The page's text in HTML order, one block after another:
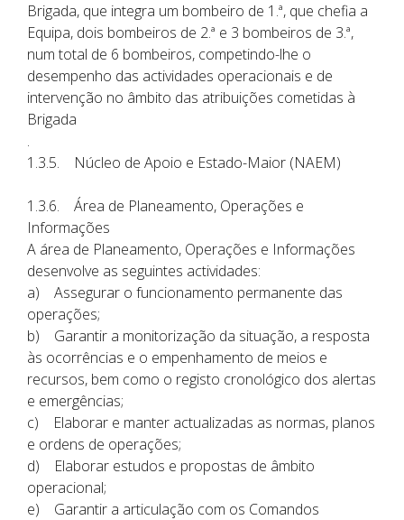
Brigada, que integra um bombeiro de 1.ª, que chefia a
Equipa, dois bombeiros de 2.ª e 3 bombeiros de 3.ª,
num total de 6 bombeiros, competindo-lhe o
desempenho das actividades operacionais e de
intervenção no âmbito das atribuições cometidas à
Brigada
.
1.3.5. Núcleo de Apoio e Estado-Maior (NAEM)
1.3.6. Área de Planeamento, Operações e
Informações
A área de Planeamento, Operações e Informações
desenvolve as seguintes actividades:
a) Assegurar o funcionamento permanente das
operações;
b) Garantir a monitorização da situação, a resposta
às ocorrências e o empenhamento de meios e
recursos, bem como o registo cronológico dos alertas
e emergências;
c) Elaborar e manter actualizadas as normas, planos
e ordens de operações;
d) Elaborar estudos e propostas de âmbito
operacional;
e) Garantir a articulação com os Comandos